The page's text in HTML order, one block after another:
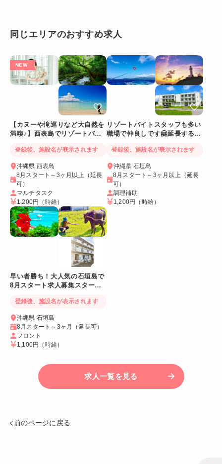
同じエリアのおすすめ求人
【カヌーや滝巡りなど大自然を
満喫♪】西表島でリゾートバイ
り＆Wi-Fiつき個室
登録後、施設名が表示されます
沖縄県 西表島
8月スタート～3ヶ月以上（延長
可）
マルチタスク
1,200円 （時給）
リゾートバイトスタッフも多い
職場で仲良しです🤗延長する人
すめ🍃
登録後、施設名が表示されます
沖縄県 石垣島
8月スタート～3ヶ月以上（延長
可）
調理補助
1,200円 （時給）
早い者勝ち！大人気の石垣島で
8月スタート求人募集スタート
の前大型ホテル
登録後、施設名が表示されます
沖縄県 石垣島
8月スタート～3ヶ月（延長可）
フロント
1,100円 （時給）
求人一覧を見る
前のページに戻る